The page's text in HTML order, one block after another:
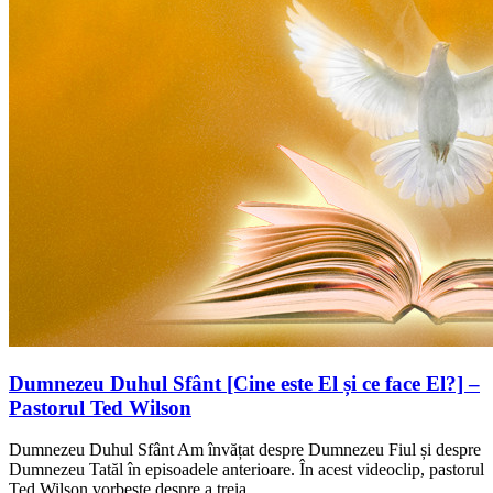
Dumnezeu Duhul Sfânt [Cine este El și ce face El?] –
Pastorul Ted Wilson
Dumnezeu Duhul Sfânt Am învățat despre Dumnezeu Fiul și despre
Dumnezeu Tatăl în episoadele anterioare. În acest videoclip, pastorul